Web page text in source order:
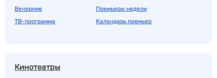
Вечерние
ТВ-программа
Премьеры недели
Календарь премьер
Кинотеатры